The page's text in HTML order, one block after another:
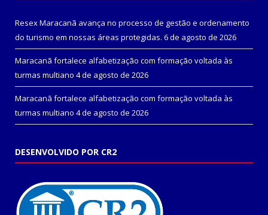
Resex Maracanã avança no processo de gestão e ordenamento
do turismo em nossas áreas protegidas. 6 de agosto de 2026
Maracanã fortalece alfabetização com formação voltada às
turmas multiano 4 de agosto de 2026
Maracanã fortalece alfabetização com formação voltada às
turmas multiano 4 de agosto de 2026
DESENVOLVIDO POR CR2